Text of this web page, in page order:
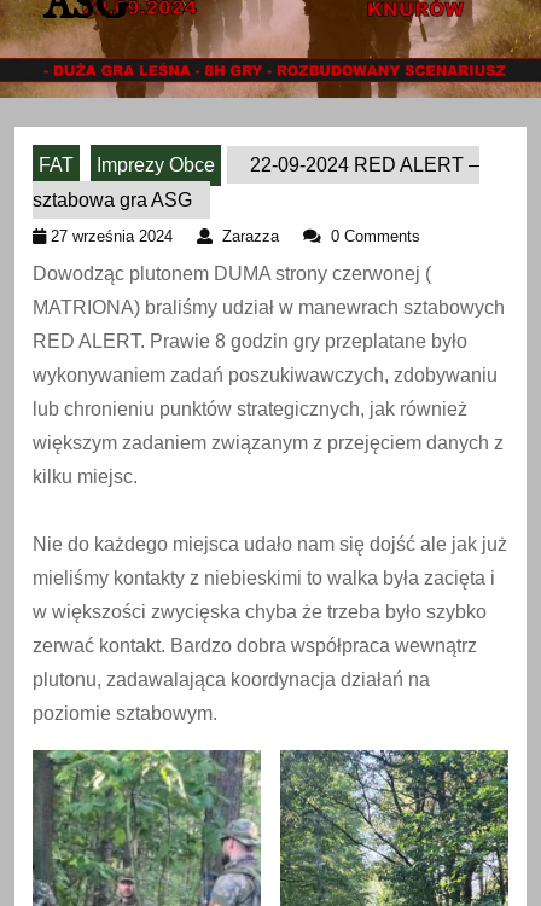
FAT Imprezy Obce
22-09-2024 RED ALERT –
sztabowa gra ASG
27 września 2024
27
2024
Zarazza Zarazza0 Comments
Dowodząc plutonem DUMA strony czerwonej (
MATRIONA) braliśmy udział w manewrach sztabowych
RED ALERT. Prawie 8 godzin gry przeplatane było
wykonywaniem zadań poszukiwawczych, zdobywaniu
lub chronieniu punktów strategicznych, jak również
większym zadaniem związanym z przejęciem danych z
kilku miejsc.
Nie do każdego miejsca udało nam się dojść ale jak już
mieliśmy kontakty z niebieskimi to walka była zacięta i
w większości zwycięska chyba że trzeba było szybko
zerwać kontakt. Bardzo dobra współpraca wewnątrz
plutonu, zadawalająca koordynacja działań na
poziomie sztabowym.